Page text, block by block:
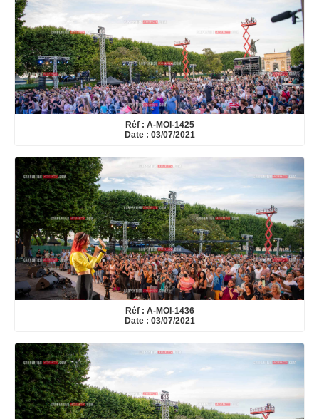
Réf : A-MOI-1425
Date : 03/07/2021
Réf : A-MOI-1436
Date : 03/07/2021